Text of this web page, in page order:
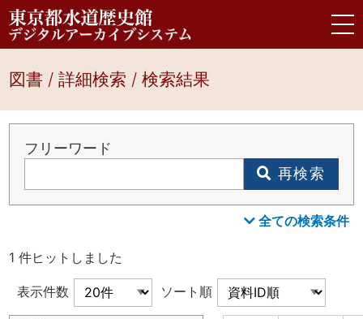
図書 / 詳細検索 / 検索結果
フリーワード
再検索
全ての検索条件
1 件ヒットしました
表示件数 ソート順